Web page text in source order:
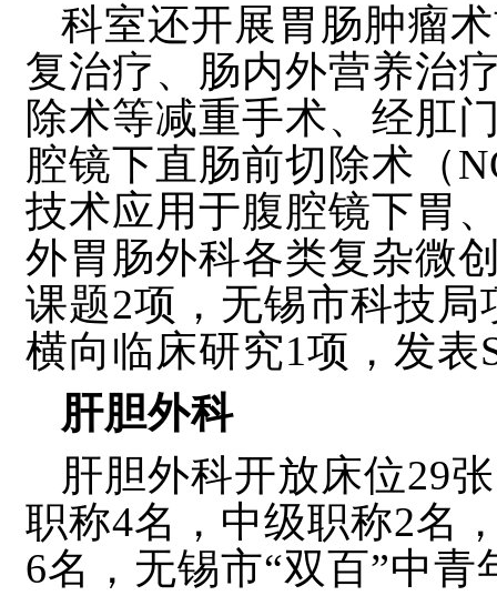
科室还开展胃肠肿瘤
复治疗、肠内外营养治
除术等减重手术、经肛
腔镜下直肠前切除术（
技术应用于腹腔镜下胃
外胃肠外科各类复杂微
课题2项，无锡市科技
横向临床研究1项，发表
肝胆外科
肝胆外科开放床位29
职称4名，中级职称2名
6名，无锡市“双百”中